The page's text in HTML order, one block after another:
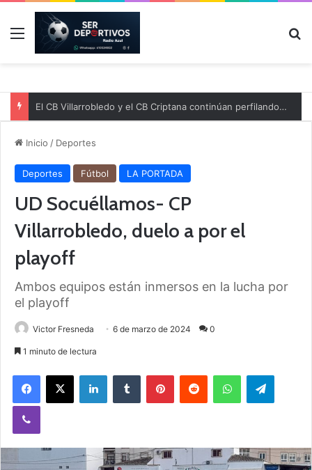
Menú
El CB Villarrobledo y el CB Criptana continúan perfilando sus plantillas
Inicio / Deportes
Deportes Fútbol LA PORTADA
UD Socuéllamos- CP
Villarrobledo, duelo a por el
playoff
Ambos equipos están inmersos en la lucha por
el playoff
Victor Fresneda 6 de marzo de 2024 0
1 minuto de lectura